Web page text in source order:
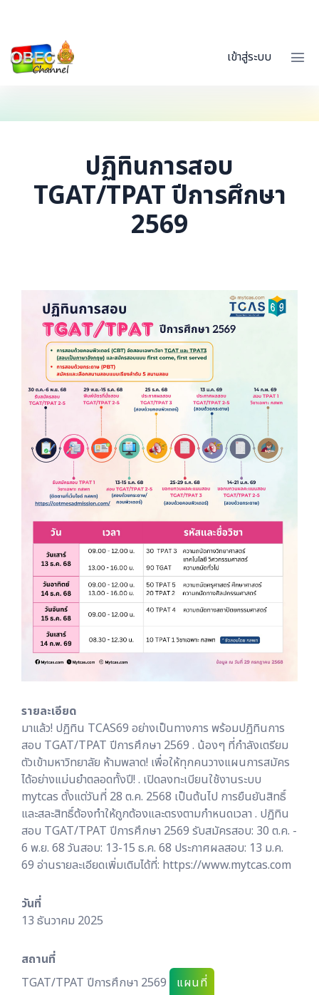
เข้าสู่ระบบ
ปฏิทินการสอบ
TGAT/TPAT ปีการศึกษา
2569
รายละเอียด
มาแล้ว! ปฏิทิน TCAS69 อย่างเป็นทางการ พร้อมปฏิทินการ
สอบ TGAT/TPAT ปีการศึกษา 2569 . น้องๆ ที่กำลังเตรียม
ตัวเข้ามหาวิทยาลัย ห้ามพลาด! เพื่อให้ทุกคนวางแผนการสมัคร
ได้อย่างแม่นยำตลอดทั้งปี! . เปิดลงทะเบียนใช้งานระบบ
mytcas ตั้งแต่วันที่ 28 ต.ค. 2568 เป็นต้นไป การยืนยันสิทธิ์
และสละสิทธิ์ต้องทำให้ถูกต้องและตรงตามกำหนดเวลา . ปฏิทิน
สอบ TGAT/TPAT ปีการศึกษา 2569 รับสมัครสอบ: 30 ต.ค. -
6 พ.ย. 68 วันสอบ: 13-15 ธ.ค. 68 ประกาศผลสอบ: 13 ม.ค.
69 อ่านรายละเอียดเพิ่มเติมได้ที่: https://www.mytcas.com
วันที่
13 ธันวาคม 2025
สถานที่
TGAT/TPAT ปีการศึกษา 2569
แผนที่